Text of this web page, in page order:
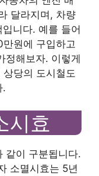
달라지며, 차량
니다. 예를 들어
원에 구입하고
정해보자. 이렇게
당의 도시철도
.
시효
같이 구분됩니다.
소멸시효는 5년